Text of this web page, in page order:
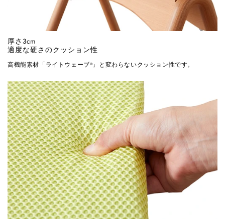
厚さ3cm
適度な硬さのクッション性
高機能素材「ライトウェーブ®」と変わらないクッション性です。